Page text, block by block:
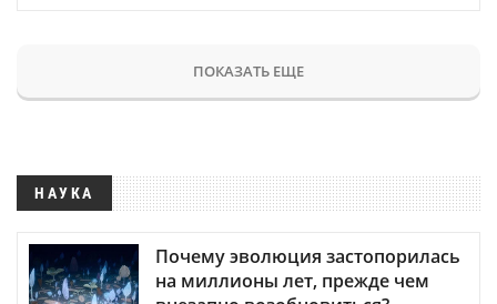
ПОКАЗАТЬ ЕЩЕ
НАУКА
Почему эволюция застопорилась
на миллионы лет, прежде чем